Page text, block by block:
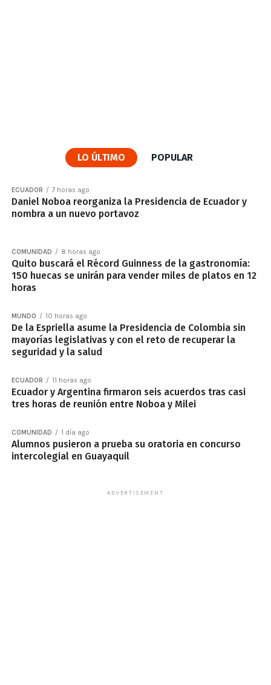
LO ÚLTIMO POPULAR
ECUADOR 7 horas ago
Daniel Noboa reorganiza la Presidencia de Ecuador y
nombra a un nuevo portavoz
COMUNIDAD 8 horas ago
Quito buscará el Récord Guinness de la gastronomía:
150 huecas se unirán para vender miles de platos en 12
horas
MUNDO 10 horas ago
De la Espriella asume la Presidencia de Colombia sin
mayorías legislativas y con el reto de recuperar la
seguridad y la salud
ECUADOR 11 horas ago
Ecuador y Argentina firmaron seis acuerdos tras casi
tres horas de reunión entre Noboa y Milei
COMUNIDAD 1 día ago
Alumnos pusieron a prueba su oratoria en concurso
intercolegial en Guayaquil
ADVERTISEMENT